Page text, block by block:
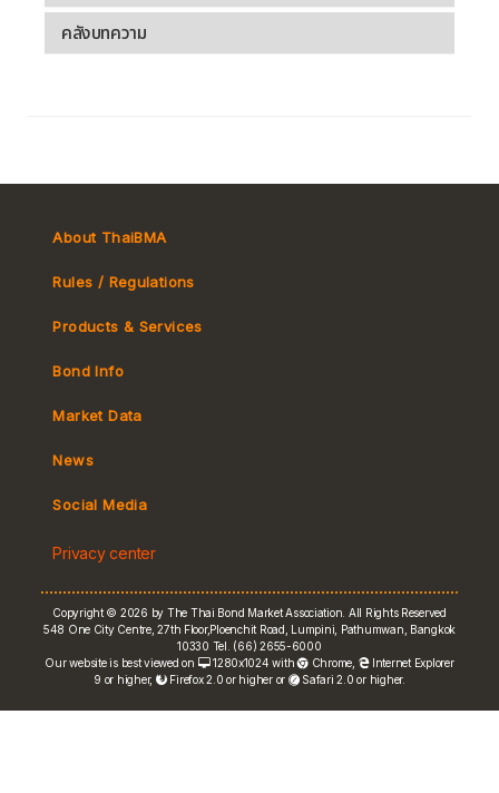
คลังบทความ
About ThaiBMA
Rules / Regulations
Tax
Products & Services
MeBond
e-bookbuilding
Bond Info
Market Data
Yield Curve
FRN Rate
Bond Price
News
Social Media
Privacy center
Copyright © 2026 by The Thai Bond Market Association. All Rights Reserved
548 One City Centre, 27th Floor,Ploenchit Road, Lumpini, Pathumwan, Bangkok
10330 Tel. (66) 2655-6000
Our website is best viewed on
1280x1024 with Chrome
Internet Explorer
9 or higher,
Firefox 2.0 or higher or Safari 2.0 or higher.